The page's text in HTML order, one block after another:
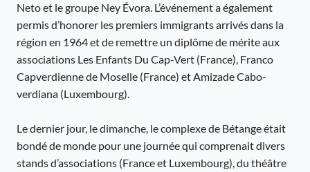
Neto et le groupe Ney Évora. L’événement a également
permis d’honorer les premiers immigrants arrivés dans la
région en 1964 et de remettre un diplôme de mérite aux
associations Les Enfants Du Cap-Vert (France), Franco
Capverdienne de Moselle (France) et Amizade Cabo-
verdiana (Luxembourg).
Le dernier jour, le dimanche, le complexe de Bétange était
bondé de monde pour une journée qui comprenait divers
stands d’associations (France et Luxembourg), du théâtre